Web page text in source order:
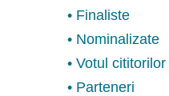
• Finaliste
• Nominalizate
• Votul cititorilor
• Parteneri